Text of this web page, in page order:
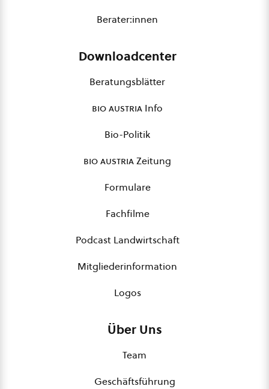
Berater:innen
Downloadcenter
Beratungsblätter
bio austria Info
Bio-Politik
bio austriaZeitung
Formulare
Fachfilme
Podcast Landwirtschaft
Mitgliederinformation
Logos
Über Uns
Team
Geschäftsführung